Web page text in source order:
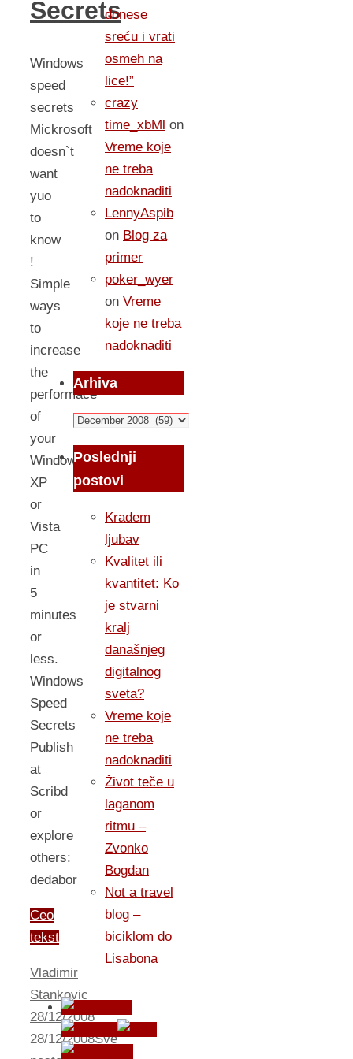
Secrets
Windows
speed
secrets
Mickrosoft
doesn`t
want
yuo
to
know
!
Simple
ways
to
increase
the
performace
of
your
Windows
XP
or
Vista
PC
in
5
minutes
or
less.
Windows
Speed
Secrets
Publish
at
Scribd
or
explore
others:
dedabor
Ceo
tekst
Vladimir
Stankovic
28/12/2008
28/12/2008Sve
donese
sreću i vrati
osmeh na
lice!”
crazy
time_xbMl on
Vreme koje
ne treba
nadoknaditi
LennyAspib
on Blog za
primer
poker_wyer
on Vreme
koje ne treba
nadoknaditi
Arhiva
Arhiva
Poslednji
postovi
Kradem
ljubav
Kvalitet ili
kvantitet: Ko
je stvarni
kralj
današnjeg
digitalnog
sveta?
Vreme koje
ne treba
nadoknaditi
Život teče u
laganom
ritmu –
Zvonko
Bogdan
Not a travel
blog –
biciklom do
Lisabona